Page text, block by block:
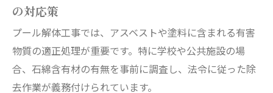
の対応策
プール解体工事では、アスベストや塗料に含まれる有害
物質の適正処理が重要です。特に学校や公共施設の場
合、石綿含有材の有無を事前に調査し、法令に従った除
去作業が義務付けられています。